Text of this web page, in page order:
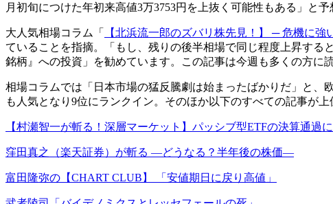
月初旬につけた年初来高値3万3753円を上抜く可能性もある」と予
大人気相場コラム「 【北浜流一郎のズバリ株先見！】 ─ 危機に強
ていることを指摘。「もし、残りの後半相場で同じ程度上昇する
銘柄』への投資」を勧めています。この記事は今週も多くの方に
相場コラムでは「日本市場の猛反騰劇は始まったばかりだ」と、
も人気となり9位にランクイン。そのほか以下のすべての記事が上
【村瀬智一が斬る！深層マーケット】パッシブ型ETFの決算通過
窪田真之（楽天証券）が斬る ―どうなる？半年後の株価―
富田隆弥の【CHART CLUB】 「安値期日に戻り高値」